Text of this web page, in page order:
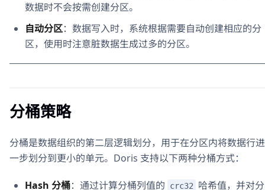
数据时不会按需创建分区。
自动分区：数据写入时，系统根据需要自动创建相应的分
区，使用时注意脏数据生成过多的分区。
分桶策略
分桶是数据组织的第二层逻辑划分，用于在分区内将数据行进
一步划分到更小的单元。Doris 支持以下两种分桶方式：
Hash 分桶：通过计算分桶列值的 crc32 哈希值，并对分